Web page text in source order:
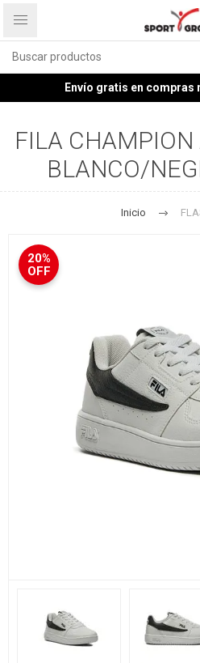
Envío gratis en compras
FILA CHAMPION
BLANCO/
Inicio
20%
OFF